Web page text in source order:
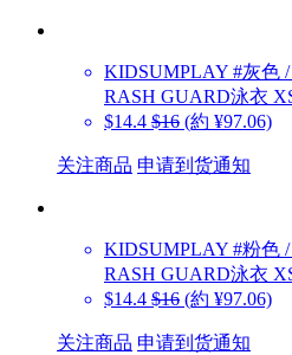
KIDSUMPLAY #灰色
RASH GUARD泳衣
$14.4 $16 (約 ¥97.06)
关注商品 申请到货通知
KIDSUMPLAY #粉色
RASH GUARD泳衣
$14.4 $16 (約 ¥97.06)
关注商品 申请到货通知